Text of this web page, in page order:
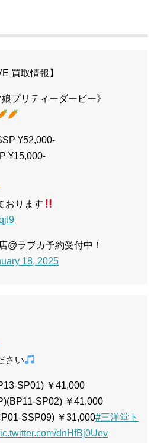
買取情報】
プリティーダービー》
¥52,000-
¥15,000-
おります
ラブカ予約受付中！
18, 2025
さい
SP01) ￥41,000
SP02) ￥41,000
SSP09) ￥31,000#三洋堂ト
dnHfBj0Uev